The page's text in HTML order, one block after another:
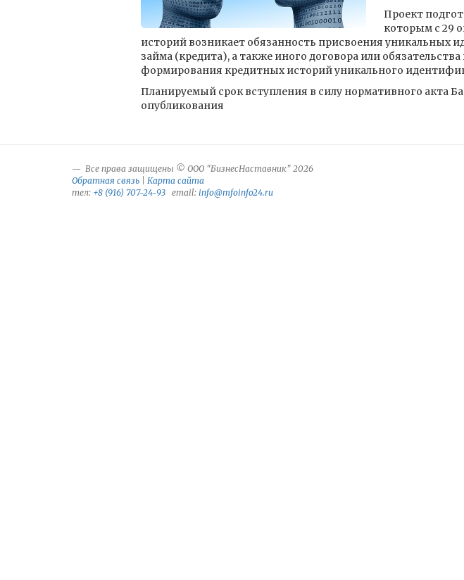
Проект
которым с 29
историй возникает обязанность присвоения уникальных
займа (кредита), а также иного договора или
формирования кредитных историй уникального
Планируемый срок вступления в силу нормативного акта
опубликования
Все права защищены © ООО "БизнесНаставник" 2026
Обратная связь
Карта сайта
тел: +8 (916) 707-24-93 email: info@mfoinfo24.ru